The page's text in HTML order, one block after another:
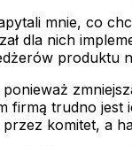
mnie, co
dla nich
produktu
trudno jest
komitet, a